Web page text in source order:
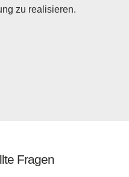
zu realisieren.
Fragen